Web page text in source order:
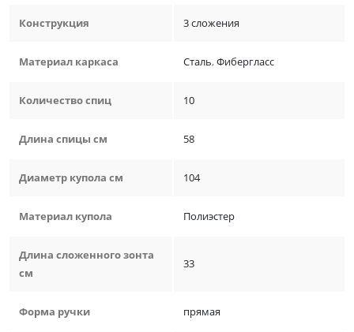
Конструкция 3 сложения
Материал каркаса Сталь,Фибергласс
Количество спиц 10
Длина спицы см 58
Диаметр купола см 104
Материал купола Полиэстер
Длина сложенного зонта
см
33
Форма ручки прямая